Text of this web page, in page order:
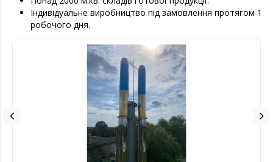
Індивідуальне виробництво під замовлення протягом 1
робочого дня.